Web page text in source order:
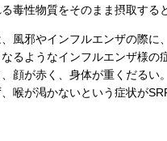
毒性物質をそのまま摂取する
風邪やインフルエンザの際
るようなインフルエンザ様の
顔が赤く、身体が重くだる
喉が渇かないという症状が